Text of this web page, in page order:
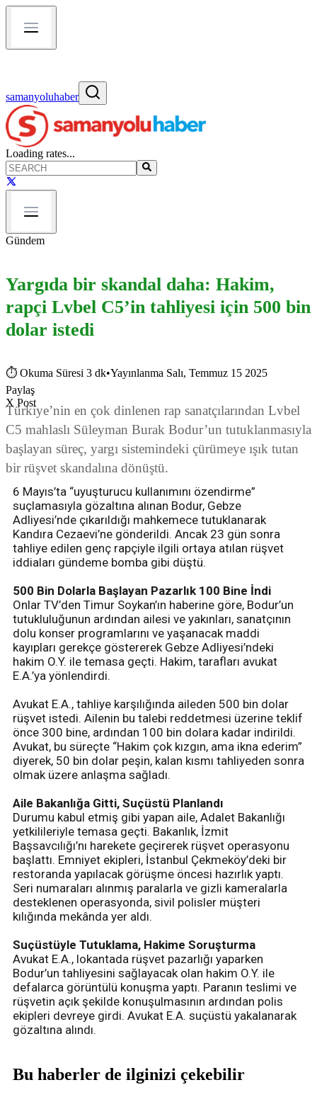
samanyoluhaber
Loading rates...
Gündem
Yargıda bir skandal daha: Hakim,
rapçi Lvbel C5’in tahliyesi için 500 bin
dolar istedi
⏱ Okuma Süresi 3 dk•Yayınlanma Salı, Temmuz 15 2025
Paylaş
X Post
Türkiye’nin en çok dinlenen rap sanatçılarından Lvbel
C5 mahlaslı Süleyman Burak Bodur’un tutuklanmasıyla
başlayan süreç, yargı sistemindeki çürümeye ışık tutan
bir rüşvet skandalına dönüştü.
6 Mayıs’ta “uyuşturucu kullanımını özendirme”
suçlamasıyla gözaltına alınan Bodur, Gebze
Adliyesi’nde çıkarıldığı mahkemece tutuklanarak
Kandıra Cezaevi’ne gönderildi. Ancak 23 gün sonra
tahliye edilen genç rapçiyle ilgili ortaya atılan rüşvet
iddiaları gündeme bomba gibi düştü.
500 Bin Dolarla Başlayan Pazarlık 100 Bine İndi
Onlar TV’den Timur Soykan’ın haberine göre, Bodur’un
tutukluluğunun ardından ailesi ve yakınları, sanatçının
dolu konser programlarını ve yaşanacak maddi
kayıpları gerekçe göstererek Gebze Adliyesi’ndeki
hakim O.Y. ile temasa geçti. Hakim, tarafları avukat
E.A.’ya yönlendirdi.
Avukat E.A., tahliye karşılığında aileden 500 bin dolar
rüşvet istedi. Ailenin bu talebi reddetmesi üzerine teklif
önce 300 bine, ardından 100 bin dolara kadar indirildi.
Avukat, bu süreçte “Hakim çok kızgın, ama ikna ederim”
diyerek, 50 bin dolar peşin, kalan kısmı tahliyeden sonra
olmak üzere anlaşma sağladı.
Aile Bakanlığa Gitti, Suçüstü Planlandı
Durumu kabul etmiş gibi yapan aile, Adalet Bakanlığı
yetkilileriyle temasa geçti. Bakanlık, İzmit
Başsavcılığı’nı harekete geçirerek rüşvet operasyonu
başlattı. Emniyet ekipleri, İstanbul Çekmeköy’deki bir
restoranda yapılacak görüşme öncesi hazırlık yaptı.
Seri numaraları alınmış paralarla ve gizli kameralarla
desteklenen operasyonda, sivil polisler müşteri
kılığında mekânda yer aldı.
Suçüstüyle Tutuklama, Hakime Soruşturma
Avukat E.A., lokantada rüşvet pazarlığı yaparken
Bodur’un tahliyesini sağlayacak olan hakim O.Y. ile
defalarca görüntülü konuşma yaptı. Paranın teslimi ve
rüşvetin açık şekilde konuşulmasının ardından polis
ekipleri devreye girdi. Avukat E.A. suçüstü yakalanarak
gözaltına alındı.
Bu haberler de ilginizi çekebilir